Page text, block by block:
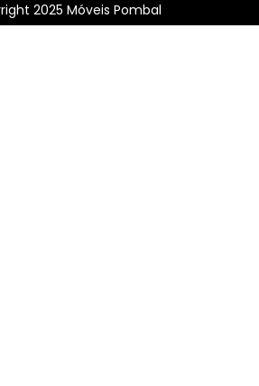
2025 Móveis Pombal